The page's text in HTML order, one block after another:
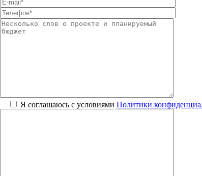
Я соглашаюсь с условиями Политики